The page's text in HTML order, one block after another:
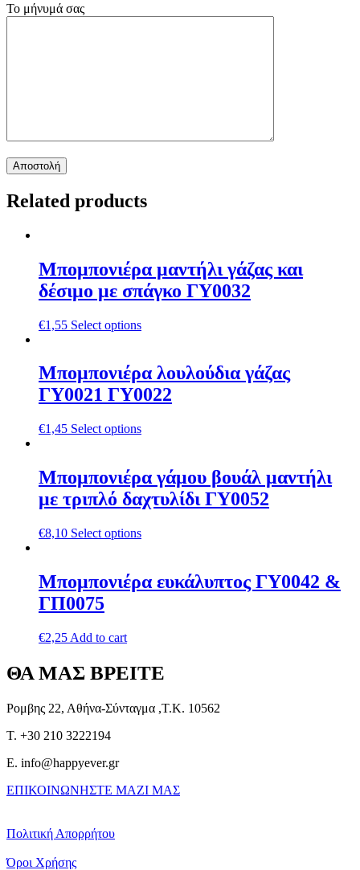
Το μήνυμά σας
Related products
Μπομπονιέρα μαντήλι γάζας και
δέσιμο με σπάγκο ΓΥ0032
€1,55 Select options
Μπομπονιέρα λουλούδια γάζας
ΓΥ0021 ΓΥ0022
€1,45 Select options
Μπομπονιέρα γάμου βουάλ μαντήλι
με τριπλό δαχτυλίδι ΓΥ0052
€8,10 Select options
Μπομπονιέρα ευκάλυπτος ΓΥ0042 &
ΓΠ0075
€2,25 Add to cart
ΘΑ ΜΑΣ ΒΡΕΙΤΕ
Ρομβης 22, Αθήνα-Σύνταγμα ,Τ.Κ. 10562
T. +30 210 3222194
E. info@happyever.gr
ΕΠΙΚΟΙΝΩΝΗΣΤΕ ΜΑΖΙ ΜΑΣ
Πολιτική Απορρήτου
Όροι Χρήσης